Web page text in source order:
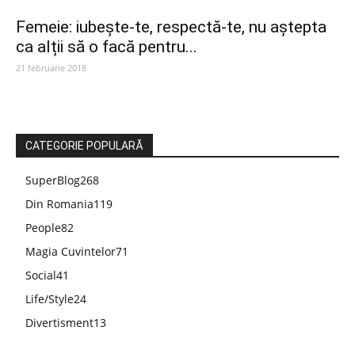
Femeie: iubește-te, respectă-te, nu aștepta
ca alții să o facă pentru...
21 februarie 2018
CATEGORIE POPULARĂ
SuperBlog268
Din Romania119
People82
Magia Cuvintelor71
Social41
Life/Style24
Divertisment13